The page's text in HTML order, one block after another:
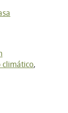
climático,